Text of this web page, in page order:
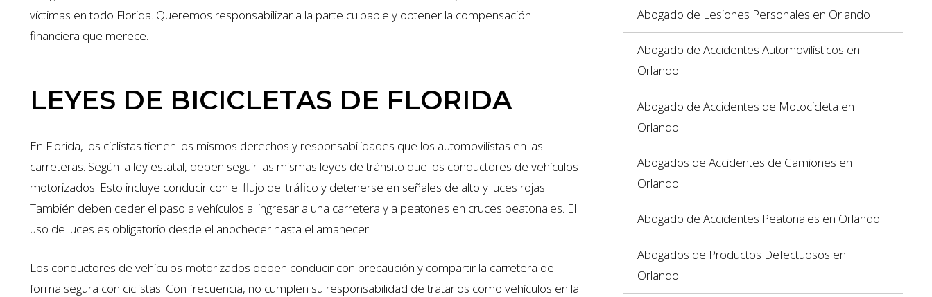
víctimas en todo Florida. Queremos responsabilizar a la parte culpable y obtener la compensación
financiera que merece.
LEYES DE BICICLETAS DE FLORIDA
En Florida, los ciclistas tienen los mismos derechos y responsabilidades que los automovilistas en las
carreteras. Según la ley estatal, deben seguir las mismas leyes de tránsito que los conductores de vehículos
motorizados. Esto incluye conducir con el flujo del tráfico y detenerse en señales de alto y luces rojas.
También deben ceder el paso a vehículos al ingresar a una carretera y a peatones en cruces peatonales. El
uso de luces es obligatorio desde el anochecer hasta el amanecer.
Los conductores de vehículos motorizados deben conducir con precaución y compartir la carretera de
forma segura con ciclistas. Con frecuencia, no cumplen su responsabilidad de tratarlos como vehículos en la
Abogado de Lesiones Personales en Orlando
Abogado de Accidentes Automovilísticos en
Orlando
Abogado de Accidentes de Motocicleta en
Orlando
Abogados de Accidentes de Camiones en
Orlando
Abogado de Accidentes Peatonales en Orlando
Abogados de Productos Defectuosos en
Orlando